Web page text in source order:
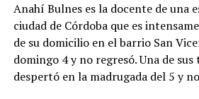
Anahí Bulnes es la docente de una
ciudad de Córdoba que es
de su domicilio en el barrio San
domingo 4 y no regresó. Una de sus
despertó en la madrugada del 5 y